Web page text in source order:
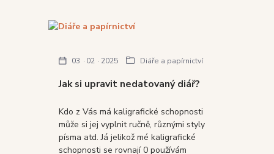
Jak si upravit nedatovaný diář?
03 02 2025 Diáře a papírnictví
Kdo z Vás má kaligrafické schopnosti
může si jej vyplnit ručně, různými styly
písma atd. Já jelikož mé kaligrafické
schopnosti se rovnají 0 používám